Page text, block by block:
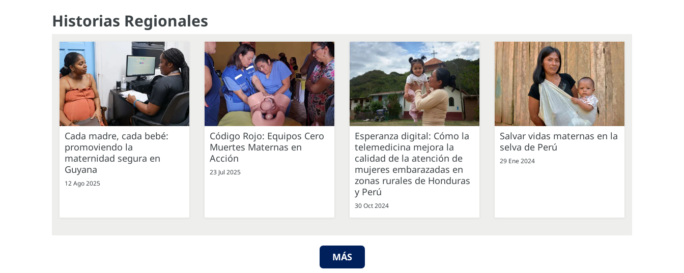
Historias Regionales
Cada madre, cada bebé:
promoviendo la
maternidad segura en
Guyana
12 Ago 2025
Código Rojo: Equipos Cero
Muertes Maternas en
Acción
23 Jul 2025
Esperanza digital: Cómo la
telemedicina mejora la
calidad de la atención de
mujeres embarazadas en
zonas rurales de Honduras
y Perú
30 Oct 2024
Salvar vidas maternas en la
selva de Perú
29 Ene 2024
MÁS